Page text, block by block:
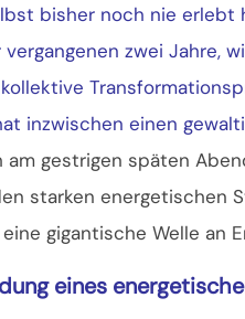
bisher noch nie erlebt
zwei Jahre,
inzwischen einen
am gestrigen späten
starken energetischen
gigantische Welle an
eines